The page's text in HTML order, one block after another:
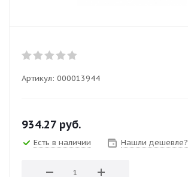
Артикул: 000013944
934.27 руб.
Есть в наличии Нашли дешевле?